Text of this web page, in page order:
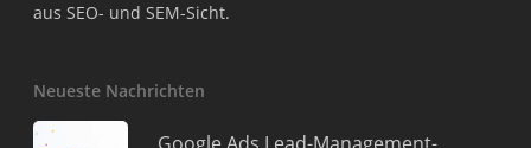
aus SEO- und SEM-Sicht.
Neueste Nachrichten